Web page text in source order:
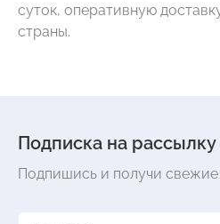
суток, оперативную
страны.
Подписка на рассылку
Подпишись и получи